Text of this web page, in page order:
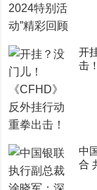
开
击！
中
合